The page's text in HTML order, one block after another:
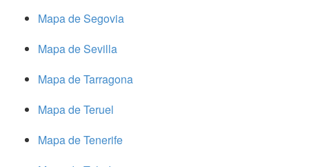
Mapa de Segovia
Mapa de Sevilla
Mapa de Tarragona
Mapa de Teruel
Mapa de Tenerife